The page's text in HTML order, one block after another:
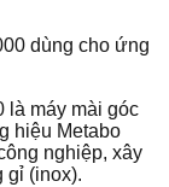
dùng cho ứng
là máy mài góc
hiệu Metabo
nghiệp, xây
gỉ (inox).